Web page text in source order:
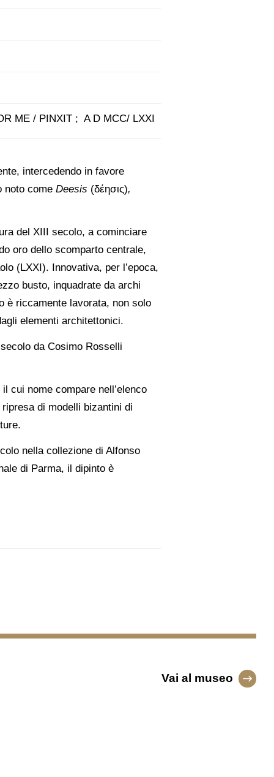
ME / PINXIT ; A D MCC/ LXXI
intercedendo in favore
noto comeDeesis (δέησις),
del XIII secolo, a cominciare
oro dello scomparto centrale,
(LXXI). Innovativa, per l’epoca,
busto, inquadrate da archi
è riccamente lavorata, non solo
elementi architettonici.
da Cosimo Rosselli
cui nome compare nell’elenco
di modelli bizantini di
nella collezione di Alfonso
di Parma, il dipinto è
Vai al museo